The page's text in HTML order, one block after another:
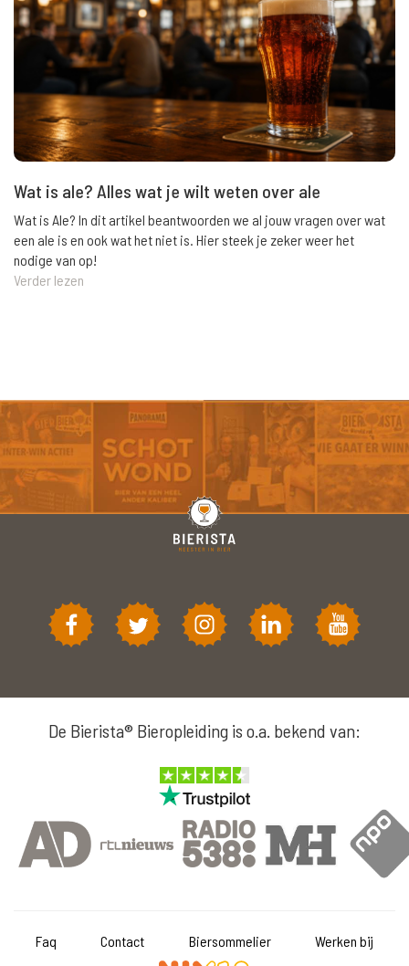
Wat is ale? Alles wat je wilt weten over ale
Wat is Ale? In dit artikel beantwoorden we al jouw vragen over wat
een ale is en ook wat het niet is. Hier steek je zeker weer het
nodige van op!
Verder lezen
De Bierista® Bieropleiding is o.a. bekend van:
Faq Contact Biersommelier Werken bij